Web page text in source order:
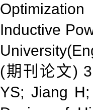
Inductive
(期刊论文)
YS; Jiang